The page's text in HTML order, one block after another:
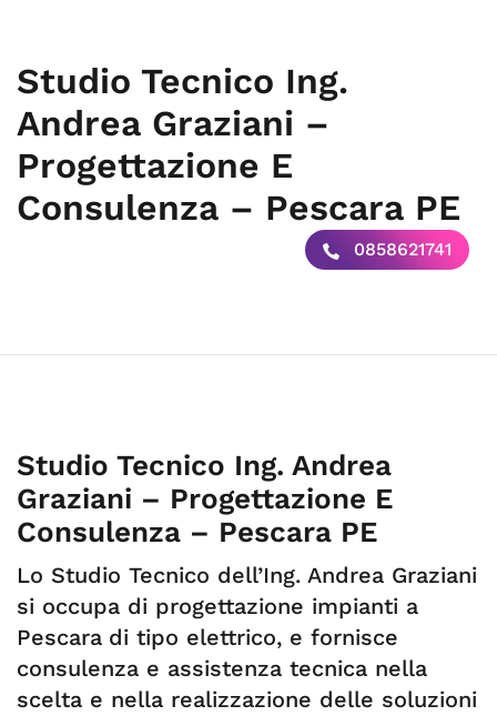
Studio Tecnico Ing.
Andrea Graziani –
Progettazione E
Consulenza – Pescara PE
0858621741
Studio Tecnico Ing. Andrea
Graziani – Progettazione E
Consulenza – Pescara PE
Lo Studio Tecnico dell’Ing. Andrea Graziani
si occupa di progettazione impianti a
Pescara di tipo elettrico, e fornisce
consulenza e assistenza tecnica nella
scelta e nella realizzazione delle soluzioni